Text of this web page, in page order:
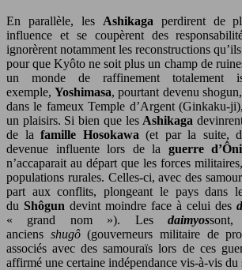
En parallèle, les Ashikaga perdirent de
influence et se coupèrent des
ignorèrent notamment les reconstructions
pour que Kyôto ne soit plus un champ de
un monde de raffinement totalement
exemple,Yoshimasa, pourtant devenu
dans le fameux Temple d’Argent (Ginkaku-
un plaisirs. Si bien que les Ashikaga
de lafamille Hosokawa (et par la suite,
devenue influente lors de la guerre
n’accaparait au départ que les forces
populations rurales. Celles-ci, avec des
part aux conflits, plongeant le pays dans
du Shôgun devint moindre face à celui des
« grand nom »). Lesdaimyos
anciens shugô(gouverneurs militaire de
associés avec des samouraïs lors de ces
affirmé une certaine indépendance vis-à-vis du